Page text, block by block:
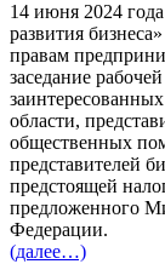
14 июня 2024
развития
правам
заседание
области,
общественных
представителей
предстоящей
предложенного
Федерации.
(далее…)